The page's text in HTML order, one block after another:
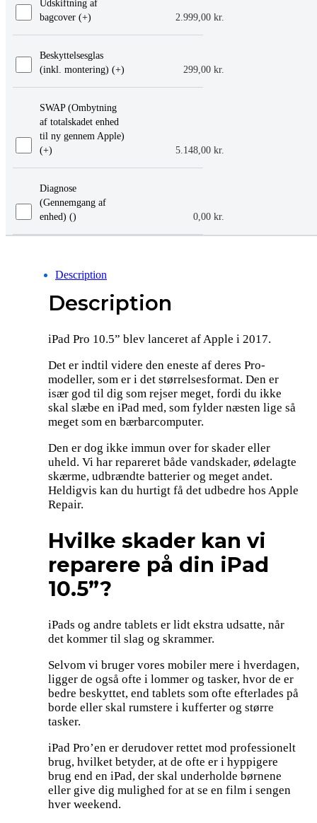
Udskiftning af
bagcover (+
2.999,00 kr.
)
Beskyttelsesglas
(inkl. montering) (+
299,00 kr.
)
SWAP (Ombytning
af totalskadet enhed
til ny gennem Apple)
(+
5.148,00 kr.
)
Diagnose
(Gennemgang af
enhed) (
0,00 kr.
)
Description
Description
iPad Pro 10.5” blev lanceret af Apple i 2017.
Det er indtil videre den eneste af deres Pro-
modeller, som er i det størrelsesformat. Den er
især god til dig som rejser meget, fordi du ikke
skal slæbe en iPad med, som fylder næsten lige så
meget som en bærbarcomputer.
Den er dog ikke immun over for skader eller
uheld. Vi har repareret både vandskader, ødelagte
skærme, udbrændte batterier og meget andet.
Heldigvis kan du hurtigt få det udbedre hos Apple
Repair.
Hvilke skader kan vi
reparere på din iPad
10.5”?
iPads og andre tablets er lidt ekstra udsatte, når
det kommer til slag og skrammer.
Selvom vi bruger vores mobiler mere i hverdagen,
ligger de også ofte i lommer og tasker, hvor de er
bedre beskyttet, end tablets som ofte efterlades på
borde eller skal rumstere i kufferter og større
tasker.
iPad Pro’en er derudover rettet mod professionelt
brug, hvilket betyder, at de ofte er i hyppigere
brug end en iPad, der skal underholde børnene
eller give dig mulighed for at se en film i sengen
hver weekend.